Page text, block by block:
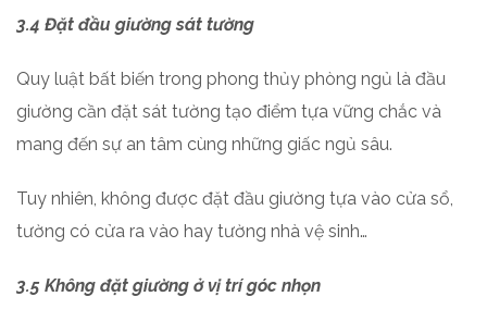
3.4 Đặt đầu giường sát tường
Quy luật bất biến trong phong thủy phòng ngủ là đầu
giường cần đặt sát tường tạo điểm tựa vững chắc và
mang đến sự an tâm cùng những giấc ngủ sâu.
Tuy nhiên, không được đặt đầu giường tựa vào cửa sổ,
tường có cửa ra vào hay tường nhà vệ sinh…
3.5 Không đặt giường ở vị trí góc nhọn